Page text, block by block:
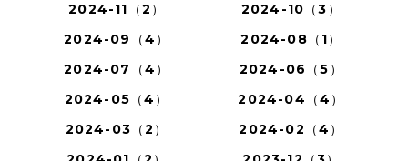
2024-11（2）
2024-10（3）
2024-09（4）
2024-08（1）
2024-07（4）
2024-06（5）
2024-05（4）
2024-04（4）
2024-03（2）
2024-02（4）